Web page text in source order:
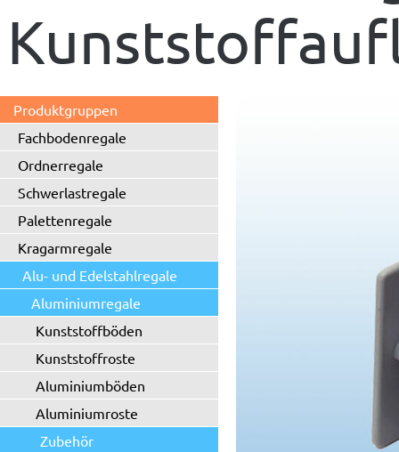
Produktgruppen
Fachbodenregale
Ordnerregale
Schwerlastregale
Palettenregale
Kragarmregale
Alu- und Edelstahlregale
Aluminiumregale
Kunststoffböden
Kunststoffroste
Aluminiumböden
Aluminiumroste
Zubehör